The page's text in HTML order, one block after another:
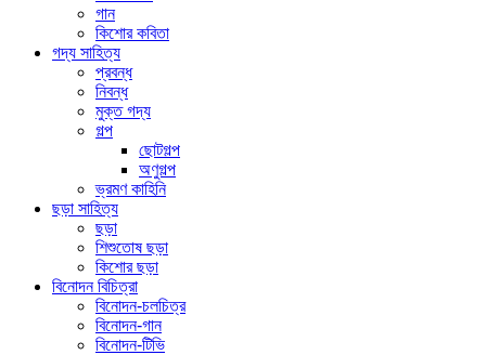
গান
কিশোর কবিতা
গদ্য সাহিত্য
প্রবন্ধ
নিবন্ধ
মুক্ত গদ্য
গল্প
ছোটগল্প
অণুগল্প
ভ্রমণ কাহিনি
ছড়া সাহিত্য
ছড়া
শিশুতোষ ছড়া
কিশোর ছড়া
বিনোদন বিচিত্রা
বিনোদন-চলচিত্র
বিনোদন-গান
বিনোদন-টিভি